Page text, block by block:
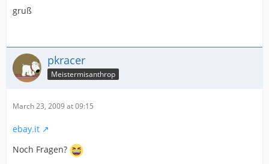
gruß
pkracer
Meistermisanthrop
March 23, 2009 at 09:15
ebay.it
Noch Fragen?